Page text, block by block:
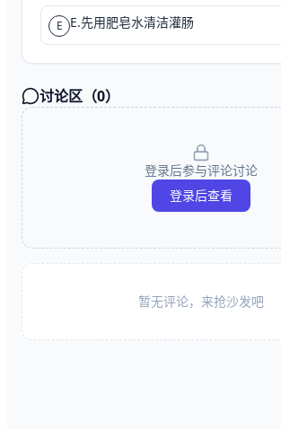
E E.先用肥皂水清洁灌肠
讨论区（0）
登录后参与评论讨论
登录后查看
暂无评论，来抢沙发吧